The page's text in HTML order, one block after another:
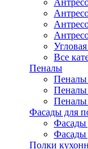
Все
Пеналы
Фасады для
Фасады
Фасады
Полки